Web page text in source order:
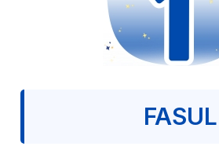
FASUL